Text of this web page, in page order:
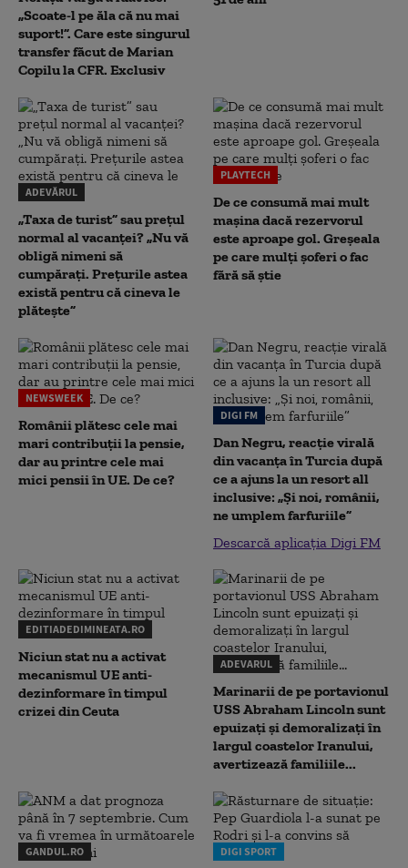
„Scoate-l pe ăla că nu mai
suport!”. Care este singurul
transfer făcut de Marian
Copilu la CFR. Exclusiv
ADEVĂRUL
„Taxa de turist” sau prețul
normal al vacanței? „Nu vă
obligă nimeni să
cumpărați. Prețurile astea
există pentru că cineva le
plătește”
PLAYTECH
De ce consumă mai mult
mașina dacă rezervorul
este aproape gol. Greșeala
pe care mulți șoferi o fac
fără să știe
NEWSWEEK
Românii plătesc cele mai
mari contribuții la pensie,
dar au printre cele mai
mici pensii în UE. De ce?
DIGI FM
Dan Negru, reacție virală
din vacanța în Turcia după
ce a ajuns la un resort all
inclusive: „Și noi, românii,
ne umplem farfuriile”
Descarcă aplicația Digi FM
EDITIADEDIMINEATA.RO
Niciun stat nu a activat
mecanismul UE anti-
dezinformare în timpul
crizei din Ceuta
ADEVARUL
Marinarii de pe portavionul
USS Abraham Lincoln sunt
epuizați și demoralizați în
largul coastelor Iranului,
avertizează familiile...
GANDUL.RO DIGI SPORT